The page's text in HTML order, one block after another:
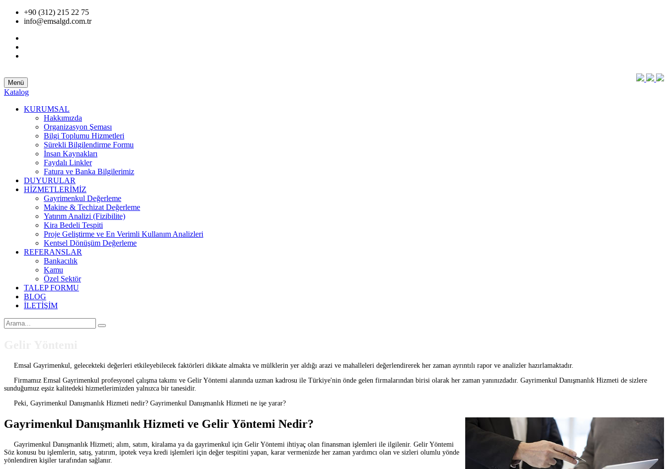
+90 (312) 215 22 75
info@emsalgd.com.tr
Menü
Katalog
KURUMSAL
Hakkımızda
Organizasyon Şeması
Bilgi Toplumu Hizmetleri
Sürekli Bilgilendirme Formu
İnsan Kaynakları
Faydalı Linkler
Fatura ve Banka Bilgilerimiz
DUYURULAR
HİZMETLERİMİZ
Gayrimenkul Değerleme
Makine & Techizat Değerleme
Yatırım Analizi (Fizibilite)
Kira Bedeli Tespiti
Proje Geliştirme ve En Verimli Kullanım Analizleri
Kentsel Dönüşüm Değerleme
REFERANSLAR
Bankacılık
Kamu
Özel Sektör
TALEP FORMU
BLOG
İLETİŞİM
Emsal Gayrimenkul, gelecekteki değerleri etkileyebilecek faktörleri dikkate almakta ve mülklerin yer aldığı arazi ve mahalleleri değerlendirerek her zaman ayrıntılı rapor ve analizler hazırlamaktadır.
Firmamız Emsal Gayrimenkul profesyonel çalışma takımı ve Gelir Yöntemi alanında uzman kadrosu ile Türkiye'nin önde gelen firmalarından birisi olarak her zaman yanınızdadır. Gayrimenkul Danışmanlık Hizmeti de sizlere
sunduğumuz eşsiz kalitedeki hizmetlerimizden yalnızca bir tanesidir.
Peki, Gayrimenkul Danışmanlık Hizmeti nedir? Gayrimenkul Danışmanlık Hizmeti ne işe yarar?
Gayrimenkul Danışmanlık Hizmeti ve Gelir Yöntemi Nedir?
Gayrimenkul Danışmanlık Hizmeti; alım, satım, kiralama ya da gayrimenkul için Gelir Yöntemi ihtiyaç olan finansman işlemleri ile ilgilenir. Gelir Yöntemi
Söz konusu bu işlemlerin, satış, yatırım, ipotek veya kredi işlemleri için değer tespitini yapan, karar vermenizde her zaman yardımcı olan ve sizleri olumlu yönde
yönlendiren kişiler tarafından sağlanır.